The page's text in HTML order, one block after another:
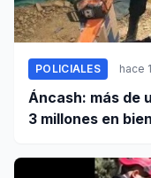
POLICIALES hace
Áncash: más de
3 millones en